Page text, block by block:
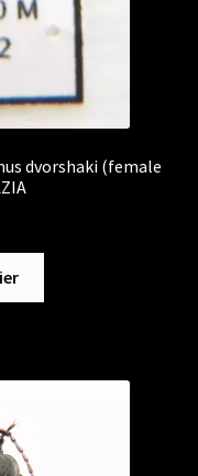
dvorshaki (female